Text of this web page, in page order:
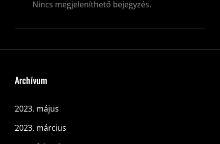
Nincs megjeleníthető bejegyzés.
Archívum
2023. május
2023. március